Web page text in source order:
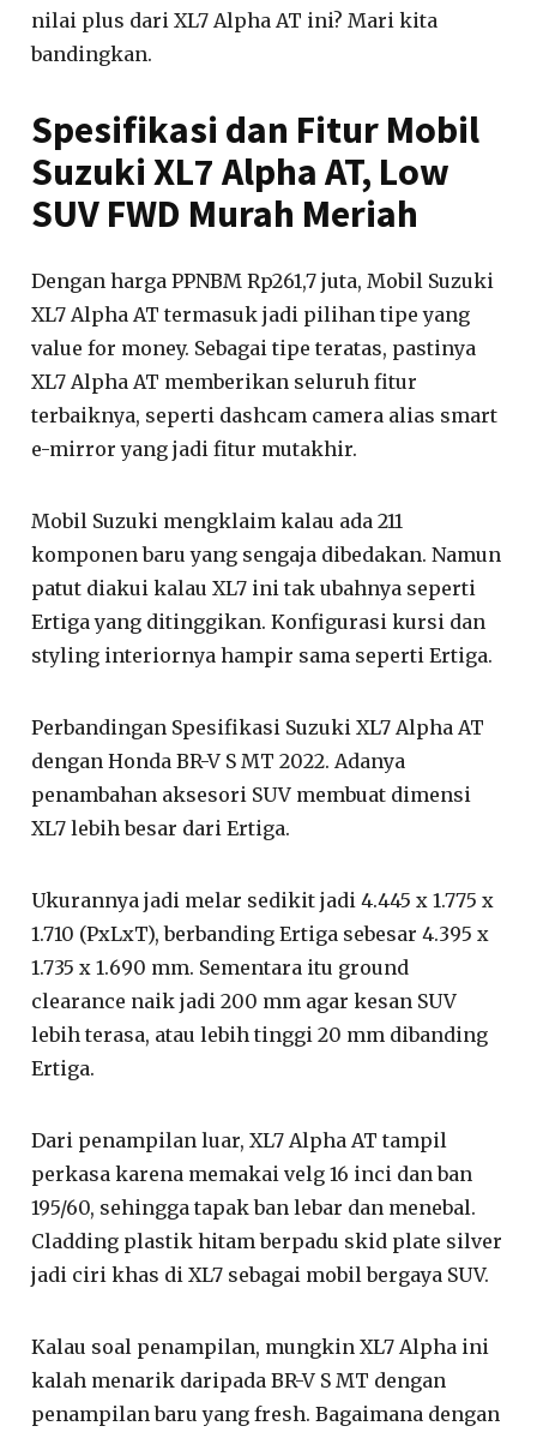
nilai plus dari XL7 Alpha AT ini? Mari kita
bandingkan.
Spesifikasi dan Fitur Mobil
Suzuki XL7 Alpha AT, Low
SUV FWD Murah Meriah
Dengan harga PPNBM Rp261,7 juta, Mobil Suzuki
XL7 Alpha AT termasuk jadi pilihan tipe yang
value for money. Sebagai tipe teratas, pastinya
XL7 Alpha AT memberikan seluruh fitur
terbaiknya, seperti dashcam camera alias smart
e-mirror yang jadi fitur mutakhir.
Mobil Suzuki mengklaim kalau ada 211
komponen baru yang sengaja dibedakan. Namun
patut diakui kalau XL7 ini tak ubahnya seperti
Ertiga yang ditinggikan. Konfigurasi kursi dan
styling interiornya hampir sama seperti Ertiga.
Perbandingan Spesifikasi Suzuki XL7 Alpha AT
dengan Honda BR-V S MT 2022. Adanya
penambahan aksesori SUV membuat dimensi
XL7 lebih besar dari Ertiga.
Ukurannya jadi melar sedikit jadi 4.445 x 1.775 x
1.710 (PxLxT), berbanding Ertiga sebesar 4.395 x
1.735 x 1.690 mm. Sementara itu ground
clearance naik jadi 200 mm agar kesan SUV
lebih terasa, atau lebih tinggi 20 mm dibanding
Ertiga.
Dari penampilan luar, XL7 Alpha AT tampil
perkasa karena memakai velg 16 inci dan ban
195/60, sehingga tapak ban lebar dan menebal.
Cladding plastik hitam berpadu skid plate silver
jadi ciri khas di XL7 sebagai mobil bergaya SUV.
Kalau soal penampilan, mungkin XL7 Alpha ini
kalah menarik daripada BR-V S MT dengan
penampilan baru yang fresh. Bagaimana dengan